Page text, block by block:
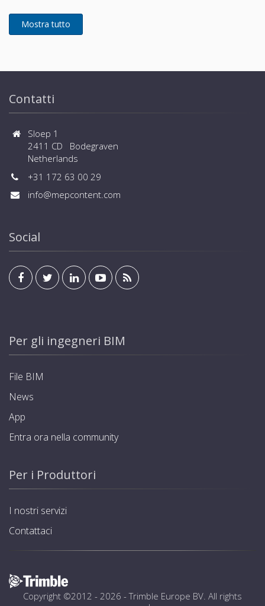
Contatti
Sloep 1
2411 CD Bodegraven
Netherlands
+31 172 63 00 29
info@mepcontent.com
Social
Per gli ingegneri BIM
File BIM
News
App
Entra ora nella community
Per i Produttori
I nostri servizi
Contattaci
Copyright ©2012 - 2026 -Trimble Europe BV. All rights